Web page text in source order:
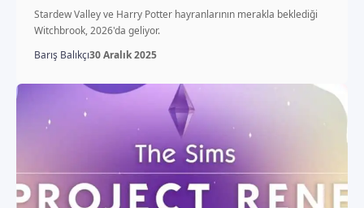
Stardew Valley ve Harry Potter hayranlarının merakla beklediği
Witchbrook, 2026'da geliyor.
Barış Balıkçı30 Aralık 2025